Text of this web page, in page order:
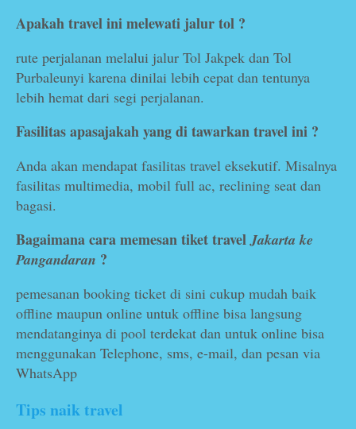
Apakah travel ini melewati jalur tol ?
rute perjalanan melalui jalur Tol Jakpek dan Tol
Purbaleunyi karena dinilai lebih cepat dan tentunya
lebih hemat dari segi perjalanan.
Fasilitas apasajakah yang di tawarkan travel ini ?
Anda akan mendapat fasilitas travel eksekutif. Misalnya
fasilitas multimedia, mobil full ac, reclining seat dan
bagasi.
Bagaimana cara memesan tiket travelJakarta ke
Pangandaran ?
pemesanan booking ticket di sini cukup mudah baik
offline maupun online untuk offline bisa langsung
mendatanginya di pool terdekat dan untuk online bisa
menggunakan Telephone, sms, e-mail, dan pesan via
WhatsApp
Tips naik travel